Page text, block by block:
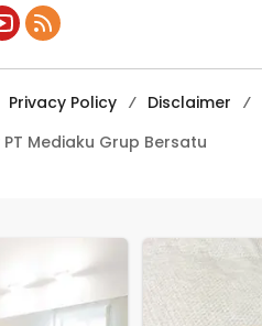
Privacy Policy Disclaimer
Mediaku Grup Bersatu